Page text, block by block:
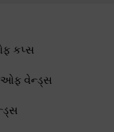
કપ્સ
ઓફ વેન્ડ્સ